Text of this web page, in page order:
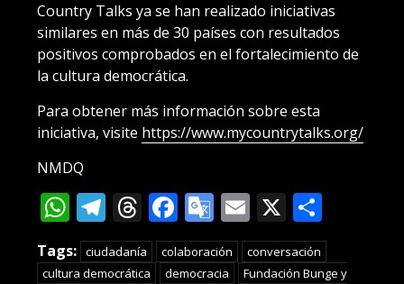
Country Talks ya se han realizado iniciativas
similares en más de 30 países con resultados
positivos comprobados en el fortalecimiento de
la cultura democrática.
Para obtener más información sobre esta
iniciativa, visite https://www.mycountrytalks.org/
NMDQ
WhatsApp
Telegram
Threads
Facebook
Google
Translate
Email
X
Tags: ciudadanía colaboración
conversación
cultura democrática
democracia
Fundación Bunge y